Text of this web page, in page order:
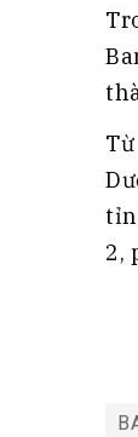
2,